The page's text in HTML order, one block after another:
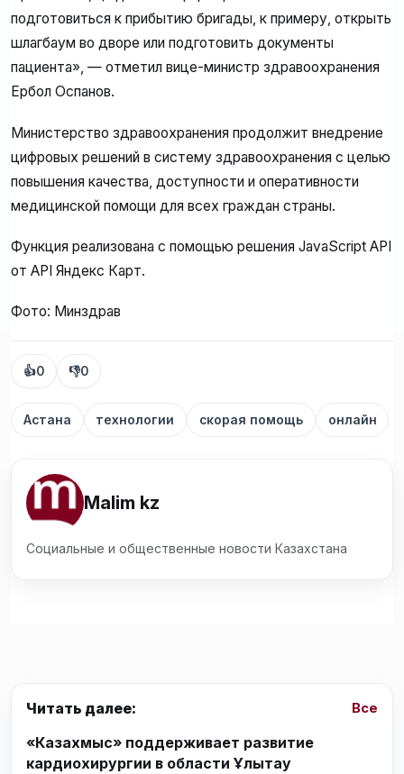
подготовиться к прибытию бригады, к примеру, открыть
шлагбаум во дворе или подготовить документы
пациента», — отметил вице-министр здравоохранения
Ербол Оспанов.
Министерство здравоохранения продолжит внедрение
цифровых решений в систему здравоохранения с целью
повышения качества, доступности и оперативности
медицинской помощи для всех граждан страны.
Функция реализована с помощью решения JavaScript API
от API Яндекс Карт.
Фото: Минздрав
👍0 👎0
Астана технологии скорая помощь онлайн
Malim kz
Социальные и общественные новости Казахстана
Читать далее: Все
«Казахмыс» поддерживает развитие
кардиохирургии в области Ұлытау